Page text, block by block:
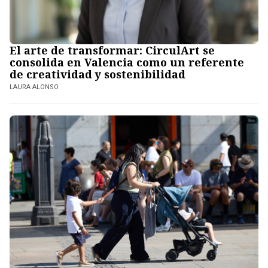
El arte de transformar: CirculArt se
consolida en Valencia como un referente
de creatividad y sostenibilidad
LAURA ALONSO